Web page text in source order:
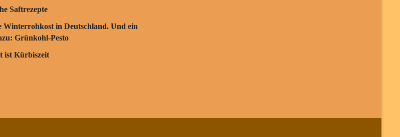
Saftrezepte
Winterrohkost in Deutschland. Und ein
Grünkohl-Pesto
ist Kürbiszeit